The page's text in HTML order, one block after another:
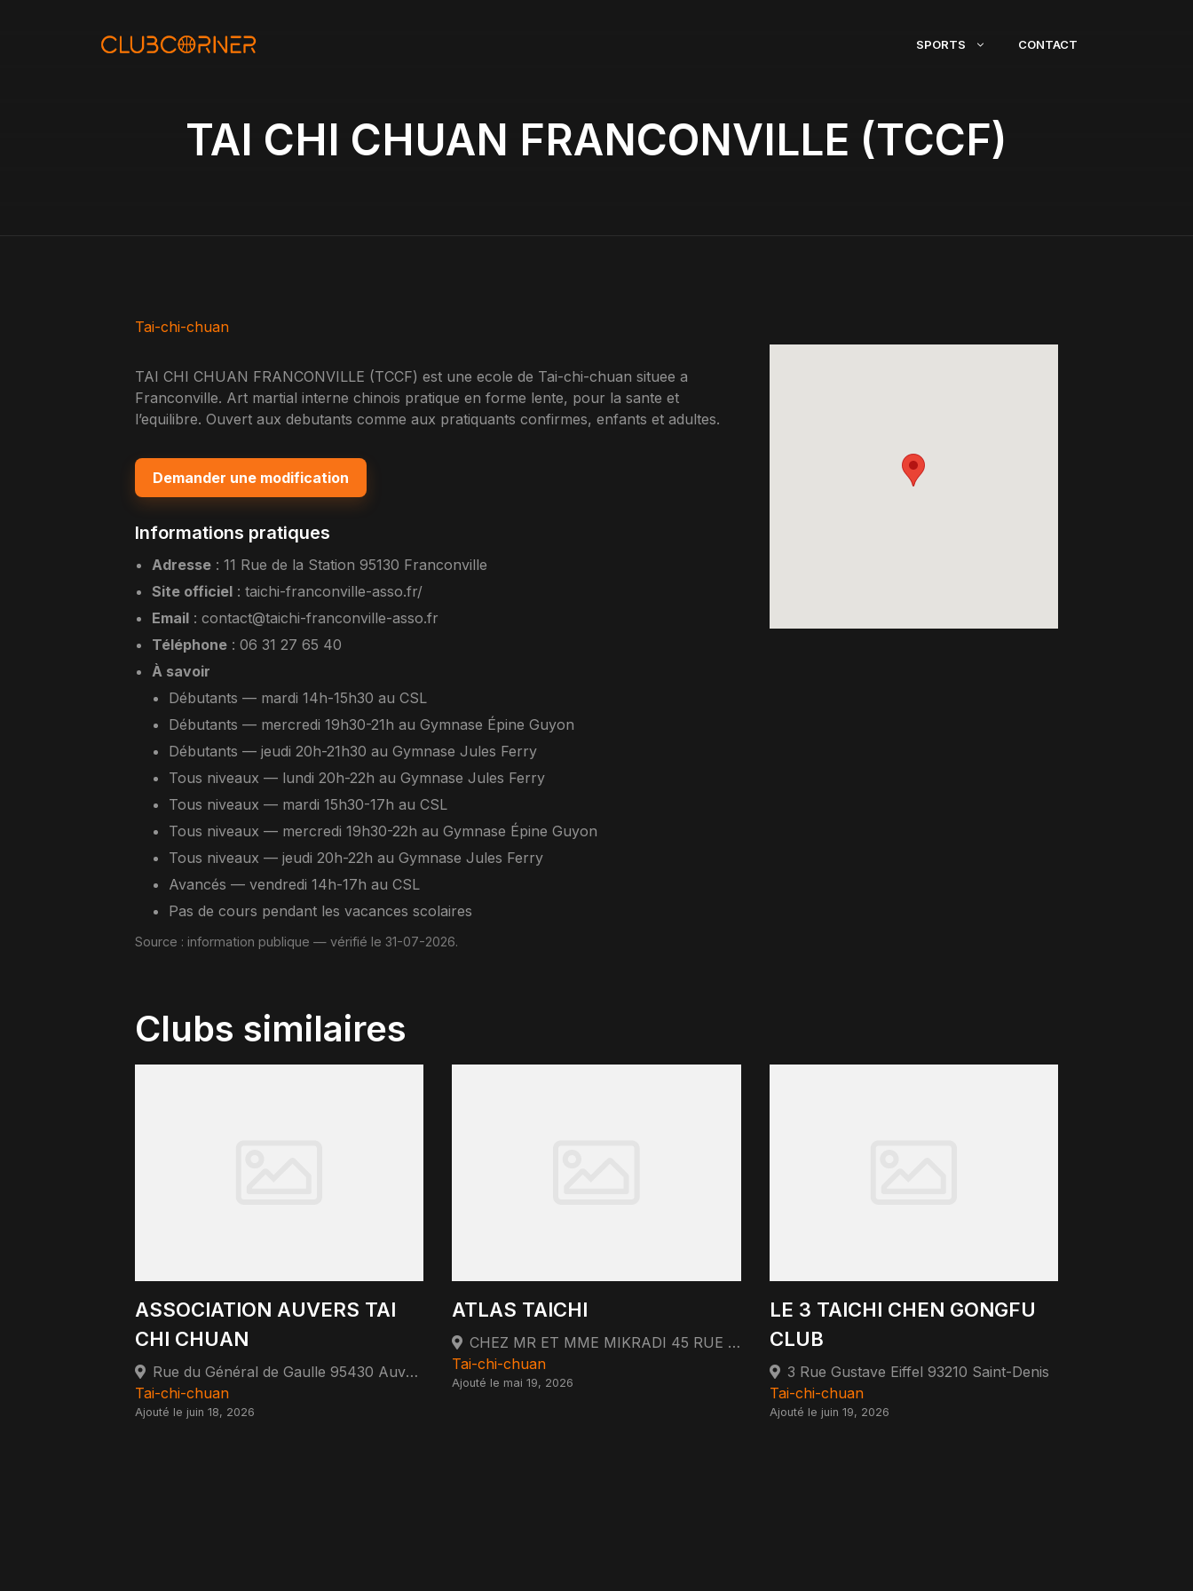
SPORTS CONTACT
TAI CHI CHUAN FRANCONVILLE (TCCF)
Tai-chi-chuan
TAI CHI CHUAN FRANCONVILLE (TCCF) est une ecole de Tai-chi-chuan situee a
Franconville. Art martial interne chinois pratique en forme lente, pour la sante et
l’equilibre. Ouvert aux debutants comme aux pratiquants confirmes, enfants et adultes.
Demander une modification
Informations pratiques
Adresse :11 Rue de la Station 95130 Franconville
Site officiel :taichi-franconville-asso.fr/
Email :contact@taichi-franconville-asso.fr
Téléphone : 06 31 27 65 40
À savoir
Débutants — mardi 14h-15h30 au CSL
Débutants — mercredi 19h30-21h au Gymnase Épine Guyon
Débutants — jeudi 20h-21h30 au Gymnase Jules Ferry
Tous niveaux — lundi 20h-22h au Gymnase Jules Ferry
Tous niveaux — mardi 15h30-17h au CSL
Tous niveaux — mercredi 19h30-22h au Gymnase Épine Guyon
Tous niveaux — jeudi 20h-22h au Gymnase Jules Ferry
Avancés — vendredi 14h-17h au CSL
Pas de cours pendant les vacances scolaires
Source : information publique — vérifié le 31-07-2026.
Clubs similaires
ASSOCIATION AUVERS TAI
CHI CHUAN
Rue du Général de Gaulle 95430 Auvers-sur-Oise
Tai-chi-chuan
Ajouté le juin 18, 2026
ATLAS TAICHI
CHEZ MR ET MME MIKRADI 45 RUE DES SAULES 75018 PARIS 75018 Paris
Tai-chi-chuan
Ajouté le mai 19, 2026
LE 3 TAICHI CHEN GONGFU
CLUB
3 Rue Gustave Eiffel 93210 Saint-Denis
Tai-chi-chuan
Ajouté le juin 19, 2026